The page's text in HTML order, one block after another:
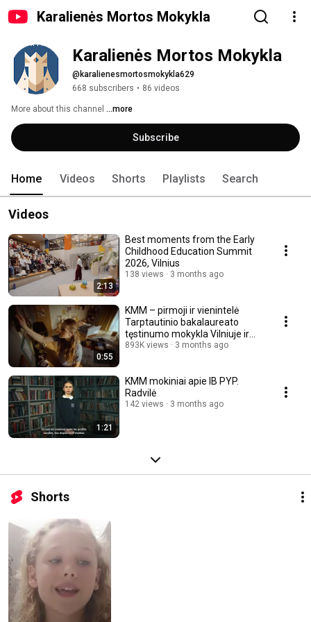
Karalienės Mortos Mokykla
Karalienės Mortos Mokykla
@karalienesmortosmokykla629
668 subscribers • 86 videos
More about this channel ...more
Subscribe
Home Videos Shorts Playlists Search
Videos
2:13
Best moments from the Early
Childhood Education Summit
2026, Vilnius
138 views 3 months ago
0:55
KMM – pirmoji ir vienintelė
Tarptautinio bakalaureato
tęstinumo mokykla Vilniuje ir
Kaune
893K views 3 months ago
1:21
KMM mokiniai apie IB PYP.
Radvilė
142 views 3 months ago
Shorts